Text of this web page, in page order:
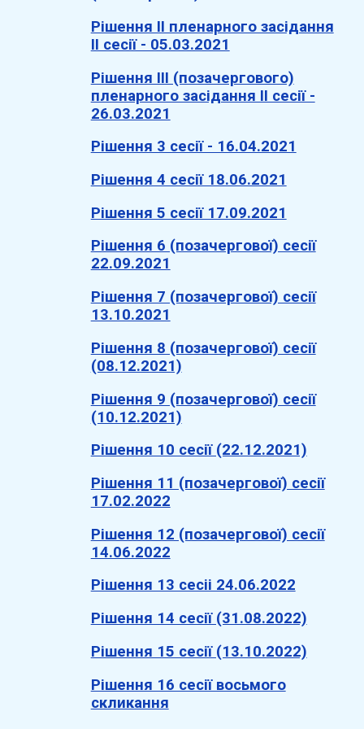
Рішення ІІ пленарного засідання
ІІ сесії - 05.03.2021
Рішення ІІІ (позачергового)
пленарного засідання ІІ сесії -
26.03.2021
Рішення 3 сесії - 16.04.2021
Рішення 4 сесії 18.06.2021
Рішення 5 сесії 17.09.2021
Рішення 6 (позачергової) сесії
22.09.2021
Рішення 7 (позачергової) сесії
13.10.2021
Рішення 8 (позачергової) сесії
(08.12.2021)
Рішення 9 (позачергової) сесії
(10.12.2021)
Рішення 10 сесії (22.12.2021)
Рішення 11 (позачергової) сесії
17.02.2022
Рішення 12 (позачергової) сесії
14.06.2022
Рішення 13 сесіі 24.06.2022
Рішення 14 сесії (31.08.2022)
Рішення 15 сесії (13.10.2022)
Рішення 16 сесії восьмого
скликання